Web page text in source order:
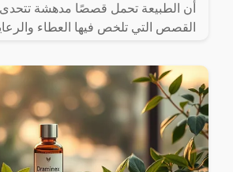
أن الطبيعة تحمل قصصًا مدهشة تتحدى
القصص التي تلخص فيها العطاء